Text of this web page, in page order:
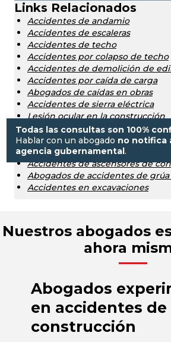
Links Relacionados
Accidentes de andamio
Accidentes de escaleras
Accidentes de techo
Accidentes por colapso de techo
Accidentes de demolición de
Accidentes por caída de carga
Abogados de caídas en obras
Accidentes de sierra eléctrica
Lesión ocular en la construcción
Accidentes con maquinaria
Abogados de accidentes de
en Nueva York
Accidentes de ascensores de
Abogados de accidentes de grúa
Accidentes en excavaciones
Nuestros abogados
ahora
Abogados
en accidentes de
construcción
Todas las consultas son 100%
Hablar con un abogado no notifica
agencia gubernamental.